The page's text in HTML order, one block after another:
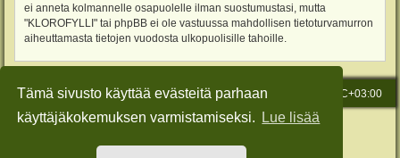
Tämä sivusto käyttää evästeitä parhaan
käyttäjäkokemuksen varmistamiseksi.
Lue lisää
ei anneta kolmannelle osapuolelle ilman suostumustasi, mutta
"KLOROFYLLI" tai phpBB ei ole vastuussa mahdollisen tietoturvamurron
aiheuttamasta tietojen vuodosta ulkopuolisille tahoille.
Etusivu Kaikki ajat ovat UTC+03:00
Viesti Ylläpidolle
Keskustelufoorumin ohjelmistophpBB® Forum Software © phpBB Limited